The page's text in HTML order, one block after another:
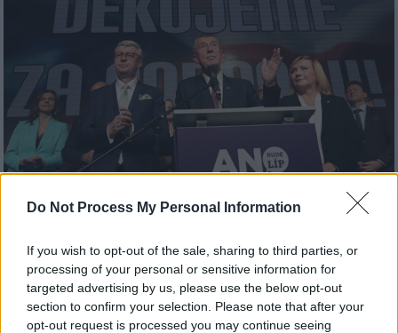
Do Not Process My Personal Information
If you wish to opt-out of the sale, sharing to third parties, or
processing of your personal or sensitive information for
targeted advertising by us, please use the below opt-out
section to confirm your selection. Please note that after your
opt-out request is processed you may continue seeing
Κόσμος|04.10.2025 23:45
Τσεχία: Μονοκομματική κυβέρνηση με
την στήριξη της ακροδεξιάς θα
επιδιώξει ο Αντρέι Μπάμπις